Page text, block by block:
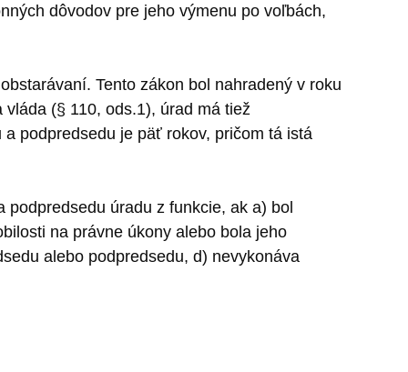
dôvodov pre jeho výmenu po voľbách,
Tento zákon bol nahradený v roku
(§ 110, ods.1), úrad má tiež
podpredsedu je päť rokov, pričom tá istá
úradu z funkcie, ak a) bol
na právne úkony alebo bola jeho
alebo podpredsedu, d) nevykonáva